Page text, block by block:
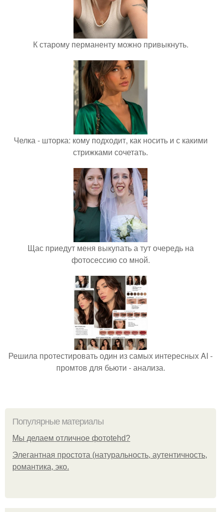
К старому перманенту можно привыкнуть.
Челка - шторка: кому подходит, как носить и с какими
стрижками сочетать.
Щас приедут меня выкупать а тут очередь на
фотосессию со мной.
Решила протестировать один из самых интересных AI -
промтов для бьюти - анализа.
Популярные материалы
Мы делаем отличное фотоtehd?
Элегантная простота (натуральность, аутентичность,
романтика, эко.